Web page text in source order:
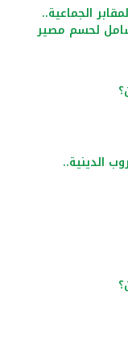
ن
الجماعية..
لحسم مصير
الدينية..